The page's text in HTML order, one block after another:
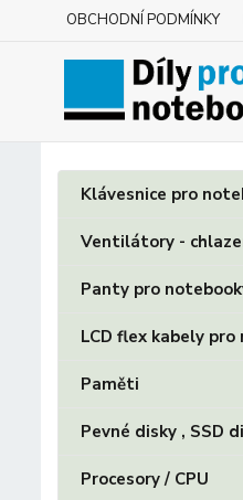
OBCHODNÍ PODMÍNKY
Klávesnice pro
Ventilátory -
Panty pro
LCD flex kabely
Paměti
Pevné disky , SSD
Procesory / CPU